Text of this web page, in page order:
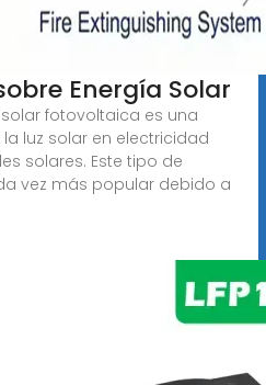
Energía Solar
fotovoltaica es una
luz solar en electricidad
solares. Este tipo de
vez más popular debido a